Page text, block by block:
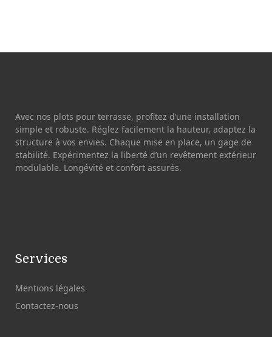
Avec nos plots pour terrasse, profitez d’une installation
simple et robuste. Réglez facilement la hauteur, adaptez la
structure à vos envies. Chaque mise en place, un gage de
stabilité. Expérimentez la liberté d’un revêtement extérieur
modulable. Longévité et confort assurés.
Services
Mentions légales
Contactez-nous